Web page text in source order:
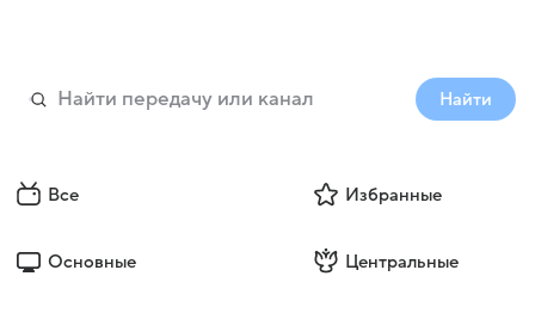
Найти
Все Избранные
Основные Центральные